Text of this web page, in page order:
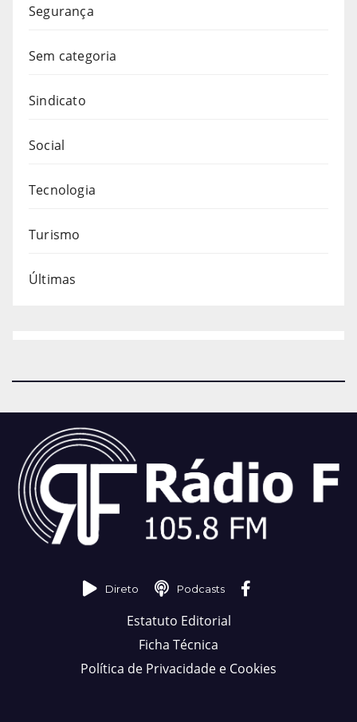
Segurança
Sem categoria
Sindicato
Social
Tecnologia
Turismo
Últimas
Direto Podcasts
Estatuto Editorial
Ficha Técnica
Política de Privacidade e Cookies